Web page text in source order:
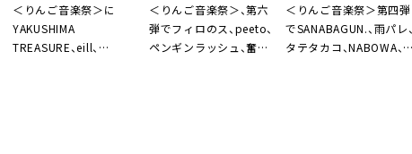
＜ りんご音楽祭＞に
YAKUSHIMA
TREASURE、eill、
＜ りんご音楽祭＞、第六
弾でフィロのス、peeto、
ペンギンラッシュ、奮酉
＜ りんご音楽祭＞第四弾
でSANABAGUN.、雨パレ、
タテタカコ、NABOWA、